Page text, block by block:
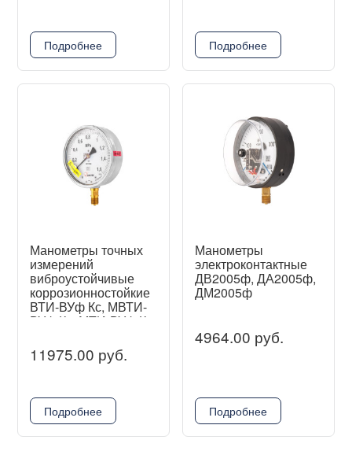
Подробнее Подробнее
Манометры точных
измерений
виброустойчивые
коррозионностойкие
ВТИ-ВУф Кс, МВТИ-
ВУф Кс, МТИ-ВУф Кс
11975.00 руб.
Подробнее
Манометры
электроконтактные
ДВ2005ф, ДА2005ф,
ДМ2005ф
4964.00 руб.
Подробнее